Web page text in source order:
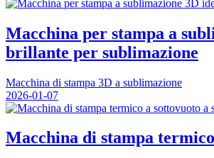
Macchina per stampa a
brillante per sublimazione
Macchina di stampa 3D a sublimazione
2026-01-07
Macchina di stampa